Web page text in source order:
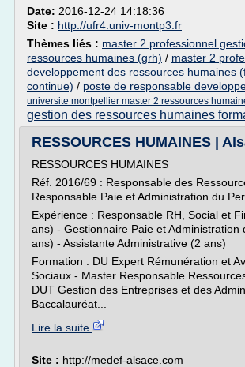
Date: 2016-12-24 14:18:36
Site : http://ufr4.univ-montp3.fr
Thèmes liés : master 2 professionnel
ressources humaines (grh) / master 2
developpement des ressources humaines
continue) / poste de responsable
universite montpellier master 2 ressources
gestion des ressources humaines
RESSOURCES HUMAINES |
RESSOURCES HUMAINES
Réf. 2016/69 : Responsable des
Responsable Paie et Administration du
Expérience : Responsable RH, Social et
ans) - Gestionnaire Paie et Administration
ans) - Assistante Administrative (2 ans)
Formation : DU Expert Rémunération et
Sociaux - Master Responsable
DUT Gestion des Entreprises et des
Baccalauréat...
Lire la suite
Site : http://medef-alsace.com